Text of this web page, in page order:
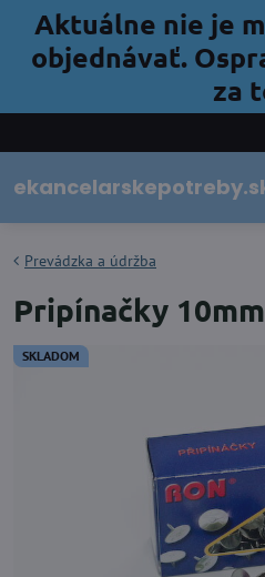
Aktuálne nie je
objednávať.
za
SKLADOM
Prevádzka a údržba
Pripínačky 10mm